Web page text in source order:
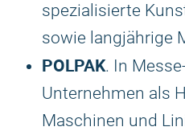
spezialisierte
sowie langjährige
POLPAK. In
Unternehmen als
Maschinen und